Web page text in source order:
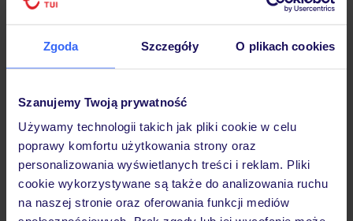
Zgoda Szczegóły O plikach cookies
Szanujemy Twoją prywatność
Używamy technologii takich jak pliki cookie w celu
poprawy komfortu użytkowania strony oraz
personalizowania wyświetlanych treści i reklam. Pliki
cookie wykorzystywane są także do analizowania ruchu
na naszej stronie oraz oferowania funkcji mediów
podróży w Polsce
Hotel
Opinie